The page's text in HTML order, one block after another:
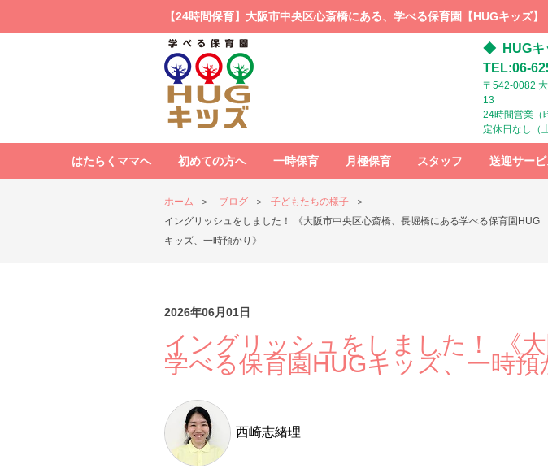
【24時間保育】大阪市中央区心斎橋にある、学べる保育園【HUGキッズ
HUG
TEL:06-
〒542-0082
13
24時間営業（
定休日なし（
はたらくママへ 初めての方へ 一時保育 月極保育 スタッフ 送迎サービ
ホーム ブログ
子どもたちの様子
イングリッシュをしました！ 《大阪市中央区心斎橋、長堀橋にある学べる保育園HUG
キッズ、一時預かり》
2026年06月01日
イングリッシュをしました！ 《
学べる保育園HUGキッズ、一時預
西崎志緒理